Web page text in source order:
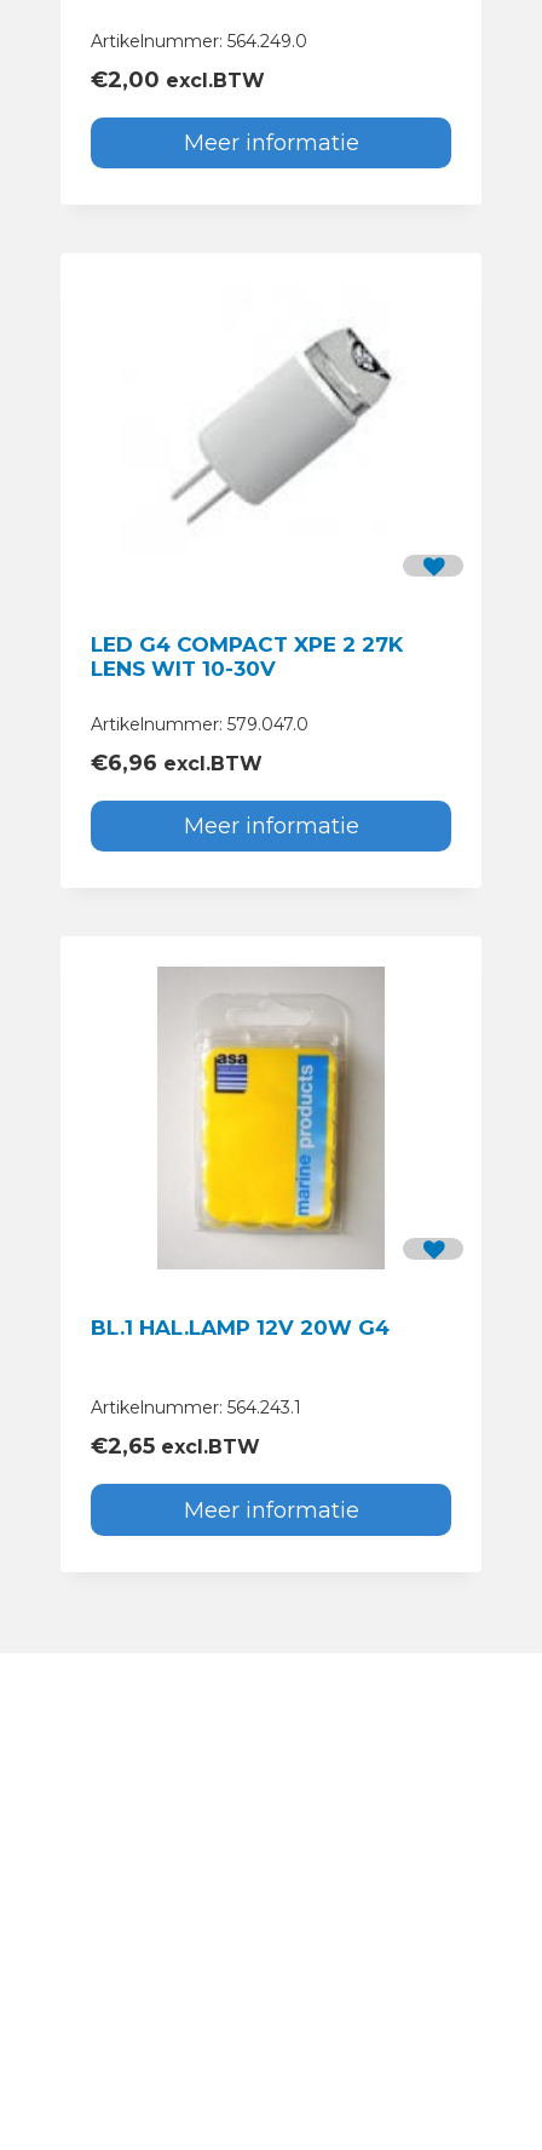
Artikelnummer: 564.249.0
€2,00 excl.BTW
Meer informatie
LED G4 COMPACT XPE 2 27K
LENS WIT 10-30V
Artikelnummer: 579.047.0
€6,96 excl.BTW
Meer informatie
BL.1 HAL.LAMP 12V 20W G4
Artikelnummer: 564.243.1
€2,65 excl.BTW
Meer informatie